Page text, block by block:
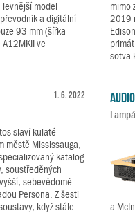
levnější model
a digitální
93 mm (šířka
ve
mimo
2019
sotva
1. 6. 2022
slaví kulaté
městě Mississauga,
katalog
soustředěných
sebevědomě
Persona. Z šesti
když stále
a